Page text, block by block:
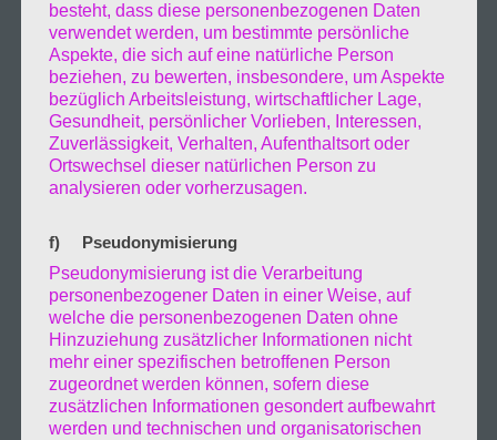
Tag 3
Für M.
Der Morgen begann mit leichten
Nebelschwaden die sich über die
Morgenstunden verzog. Es sollte ein sonniger
Tag werden und noch die 24° erreicht
werden. Nach dem ich mich endlich losreißen
konnte von dem Buch „Sea Detective“ ging ich
hinunter an den Strand. Es war in der
zwischen zeit ebbe so das daß nicht mehr
besteht, dass diese personenbezogenen Daten
verwendet werden, um bestimmte persönliche
Aspekte, die sich auf eine natürliche Person
beziehen, zu bewerten, insbesondere, um Aspekte
bezüglich Arbeitsleistung, wirtschaftlicher Lage,
Gesundheit, persönlicher Vorlieben, Interessen,
Zuverlässigkeit, Verhalten, Aufenthaltsort oder
Ortswechsel dieser natürlichen Person zu
analysieren oder vorherzusagen.
f) Pseudonymisierung
Pseudonymisierung ist die Verarbeitung
personenbezogener Daten in einer Weise, auf
welche die personenbezogenen Daten ohne
Hinzuziehung zusätzlicher Informationen nicht
mehr einer spezifischen betroffenen Person
zugeordnet werden können, sofern diese
zusätzlichen Informationen gesondert aufbewahrt
werden und technischen und organisatorischen